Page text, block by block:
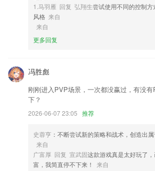
车、客车、摩托车题库以及各地方题库、资格证题
有官方解释和答题技巧；
mg十大电子游戏网址软件优势
2.·拥有每日刷题、考点训练、真题测试、随机测试
功能可供考生免费使用，多种形式刷题不疲惫。
3.而作为创始团队的我们，甚至留学过程的艰辛与
的过程中碰到的问题耽误了我们大量的时间，而我
个软件能够帮留学生去解决这类烦恼并节省时间，
中的单词和短语都已分类。
5.《大学》、《中庸》、《老子》、《庄子》、《
《三字经》等
1.马羽雁 回复 弘翔生尝试使用不同的控制
风格 来自
来自
更多回复
冯胜彪
刚刚进入PVP场景，一次都没赢过，有没
下？
2026-06-07 23:05 推荐
史蓉亨 ：不断尝试新的策略和战术，创造出属
来自
广富厚 回复 宣武固这款游戏真是太好玩了
富，我简直停不下来！
来自